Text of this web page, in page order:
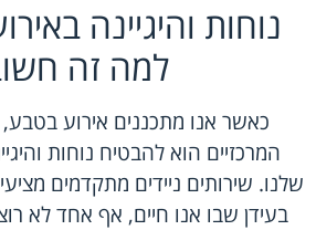
נוחות והיגיינה
למה זה
כאשר אנו מתכננים אירוע
המרכזיים הוא להבטיח נוחות
שלנו. שירותים ניידים מתקדמים
בעידן שבו אנו חיים, אף אחד לא